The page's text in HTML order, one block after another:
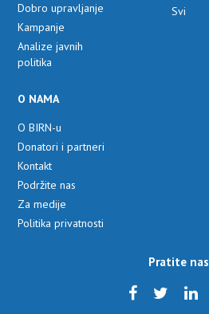
Dobro upravljanje
Kampanje
Analize javnih
politika
Svi
O NAMA
O BIRN-u
Donatori i partneri
Kontakt
Podržite nas
Za medije
Politika privatnosti
Pratite nas